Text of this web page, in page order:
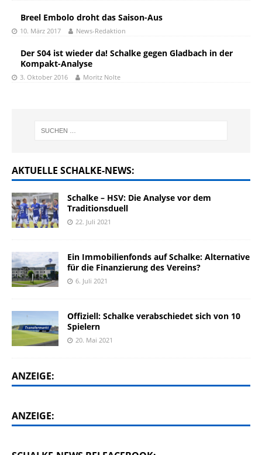
Breel Embolo droht das Saison-Aus
10. März 2017 News-Redaktion
Der S04 ist wieder da! Schalke gegen Gladbach in der
Kompakt-Analyse
3. Oktober 2016 Moritz Nolte
AKTUELLE SCHALKE-NEWS:
Schalke – HSV: Die Analyse vor dem
Traditionsduell
22. Juli 2021
Ein Immobilienfonds auf Schalke: Alternative
für die Finanzierung des Vereins?
6. Juli 2021
Offiziell: Schalke verabschiedet sich von 10
Spielern
20. Mai 2021
ANZEIGE:
ANZEIGE: